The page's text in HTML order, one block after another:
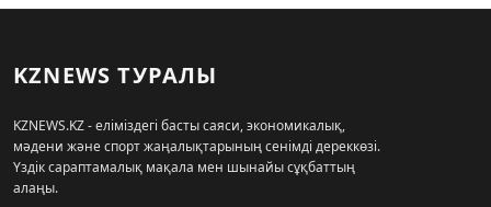
KZNEWS ТУРАЛЫ
KZNEWS.KZ - еліміздегі басты саяси, экономикалық,
мәдени және спорт жаңалықтарының сенімді дереккөзі.
Үздік сараптамалық мақала мен шынайы сұқбаттың
алаңы.